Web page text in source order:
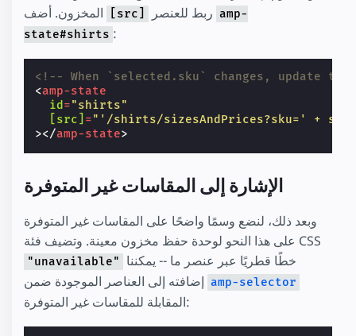
[src]
amp-
state#shirts :
<!-- When `selected.sku` changes, update
<amp-state
id ="shirts"
[src] ="'/shirts/sizesAndPrices?sku=' +
></amp-state>
الإشارة إلى المقاسات غير المتوفرة
وبعد ذلك، لنضع وسمًا واضحًا على المقاسات غير المتوفرة
على هذا النحو لوحدة حفظ مخزون معينة. وتضيف فئة CSS
"unavailable"
amp-selector
المقابلة للمقاسات غير المتوفرة: